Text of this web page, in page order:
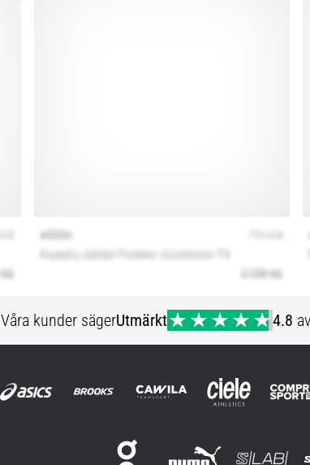
Våra kunder sägerUtmärkt 4.8